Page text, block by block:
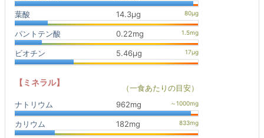
葉酸 14.3μg
パントテン酸 0.22mg
ビオチン 5.46μg
【ミネラル】
（一食あたりの目安）
ナトリウム
962mg
カリウム 182mg